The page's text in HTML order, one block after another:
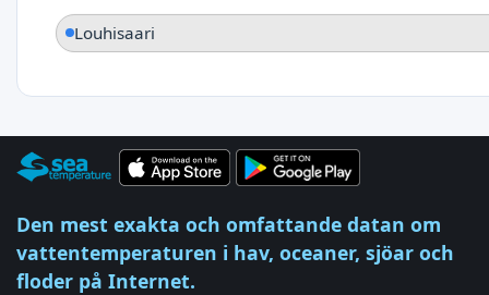
Louhisaari
Den mest exakta och omfattande datan om
vattentemperaturen i hav, oceaner, sjöar och
floder på Internet.